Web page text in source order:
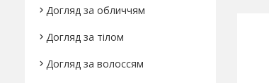
Догляд за обличчям
Догляд за тілом
Догляд за волоссям